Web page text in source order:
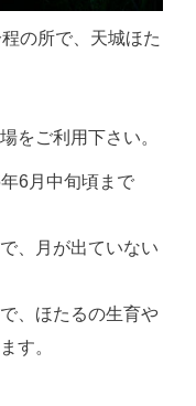
の所で、天城ほた
をご利用下さい。
6月中旬頃まで
、月が出ていない
、ほたるの生育や
す。